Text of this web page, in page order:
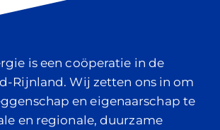
is een coöperatie in de
Rijnland. Wij zetten ons in om
en eigenaarschap te
en regionale, duurzame